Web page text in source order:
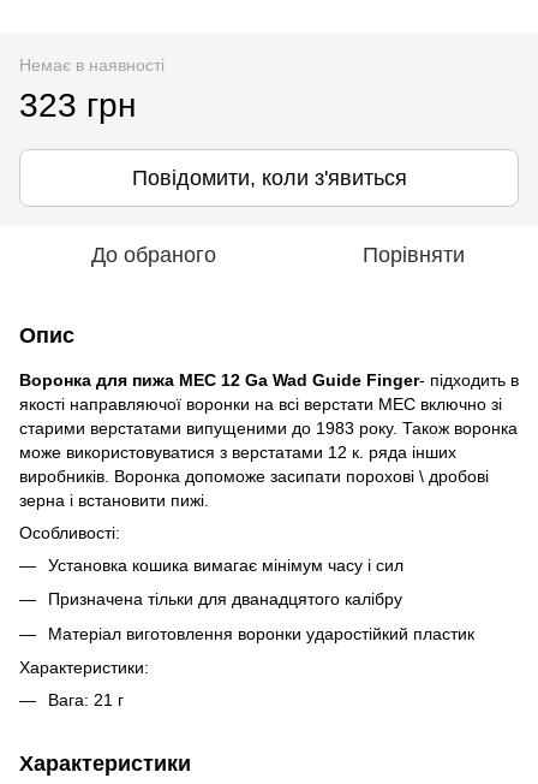
Немає в наявності
323 грн
Повідомити, коли з'явиться
До обраного Порівняти
Опис
Воронка для пижа MEC 12 Ga Wad Guide Finger- підходить в
якості направляючої воронки на всі верстати MEC включно зі
старими верстатами випущеними до 1983 року. Також воронка
може використовуватися з верстатами 12 к. ряда інших
виробників. Воронка допоможе засипати порохові \ дробові
зерна і встановити пижі.
Особливості:
Установка кошика вимагає мінімум часу і сил
Призначена тільки для дванадцятого калібру
Матеріал виготовлення воронки ударостійкий пластик
Характеристики:
Вага: 21 г
Характеристики